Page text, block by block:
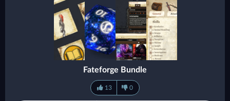
Fateforge Bundle
13 0